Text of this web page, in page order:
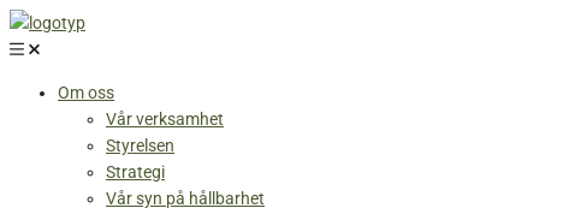
Skip
to
content
Om oss
Vår verksamhet
Styrelsen
Strategi
Vår syn på hållbarhet